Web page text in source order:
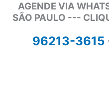
AGENDE VIA
SÃO PAULO ---
96213-3615